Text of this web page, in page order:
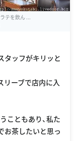
テを飲ん ...
タッフがキリッと
リーブで店内に入
こともあり、私た
お茶したいと思っ